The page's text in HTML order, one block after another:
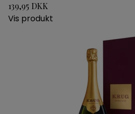
139,95 DKK
Vis produkt